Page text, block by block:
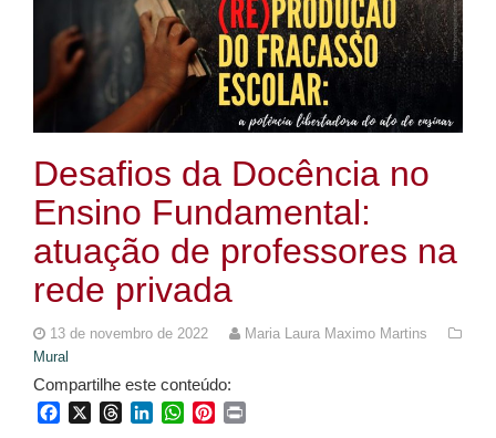
Desafios da Docência no
Ensino Fundamental:
atuação de professores na
rede privada
13 de novembro de 2022
Maria Laura Maximo Martins
Mural
Compartilhe este conteúdo:
FacebookThreadsLinkedInWhatsApp
Pinterest